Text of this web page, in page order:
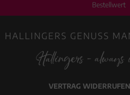
Bestellwert
HALLINGERS GENUSS
VERTRAG WIDERRUFEN